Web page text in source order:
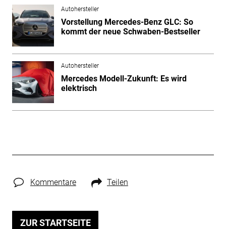
Autohersteller
Vorstellung Mercedes-Benz GLC: So
kommt der neue Schwaben-Bestseller
Autohersteller
Mercedes Modell-Zukunft: Es wird
elektrisch
Kommentare Teilen
ZUR STARTSEITE